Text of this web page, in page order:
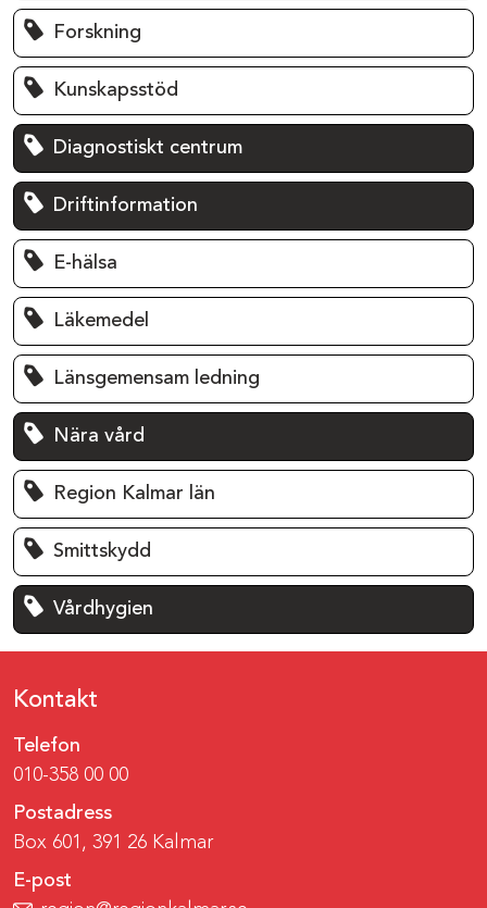
Forskning
Kunskapsstöd
Diagnostiskt centrum
Driftinformation
E-hälsa
Läkemedel
Länsgemensam ledning
Nära vård
Region Kalmar län
Smittskydd
Vårdhygien
Kontakt
Telefon
010-358 00 00
Postadress
Box 601, 391 26 Kalmar
E-post